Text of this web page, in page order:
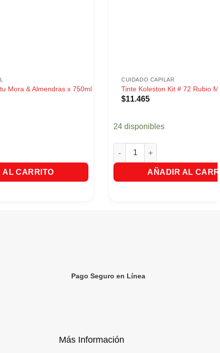
Mora & Almendras x 750ml
AL CARRITO
CUIDADO CAPILAR
Tinte Koleston Kit # 72 Rubio
$11.465
24 disponibles
Tinte Koleston Kit # 72 Rubio
AÑADIR AL
Pago Seguro en Línea
Más Información